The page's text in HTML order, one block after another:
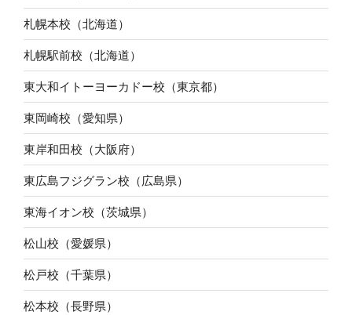
札幌本校（北海道）
札幌駅前校（北海道）
東大和イトーヨーカドー校（東京都）
東岡崎校（愛知県）
東岸和田校（大阪府）
東広島フジグラン校（広島県）
東海イオン校（茨城県）
松山校（愛媛県）
松戸校（千葉県）
松本校（長野県）